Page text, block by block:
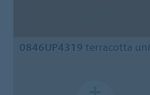
0846UP4319 terracotta uni